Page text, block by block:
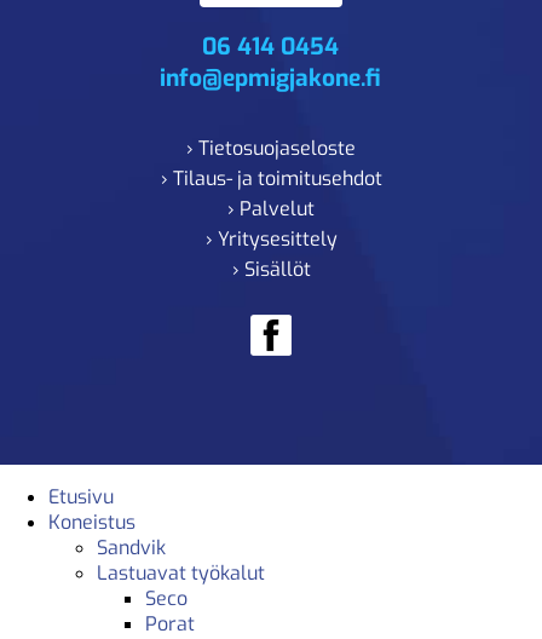
06 414 0454
info@epmigjakone.fi
› Tietosuojaseloste
› Tilaus- ja toimitusehdot
› Palvelut
› Yritysesittely
› Sisällöt
Etusivu
Koneistus
Sandvik
Lastuavat työkalut
Seco
Porat